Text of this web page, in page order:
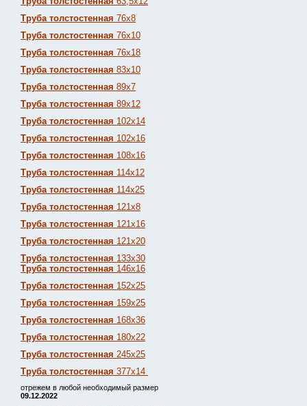
Труба толстостенная 76х8
Труба толстостенная 76х10
Труба толстостенная 76х18
Труба толстостенная 83х10
Труба толстостенная 89х7
Труба толстостенная 89х12
Труба толстостенная 102х14
Труба толстостенная 102х16
Труба толстостенная 108х16
Труба толстостенная 114х12
Труба толстостенная 114х25
Труба толстостенная 121х8
Труба толстостенная 121х16
Труба толстостенная 121х20
Труба толстостенная 133х30
Труба толстостенная 146х16
Труба толстостенная 152х25
Труба толстостенная 159х25
Труба толстостенная 168х36
Труба толстостенная 180х22
Труба толстостенная 245х25
Труба толстостенная 377х14
отрежем в любой необходимый размер
09.12.2022